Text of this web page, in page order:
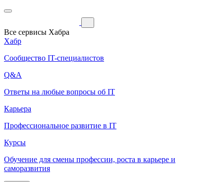
Все сервисы Хабра
Хабр
Сообщество IT-специалистов
Q&A
Ответы на любые вопросы об IT
Карьера
Профессиональное развитие в IT
Курсы
Обучение для смены профессии, роста в карьере и
саморазвития